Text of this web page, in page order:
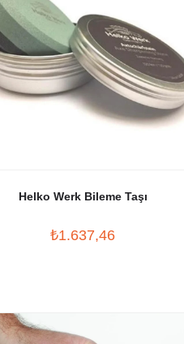
Helko Werk Bileme Taşı
₺1.637,46